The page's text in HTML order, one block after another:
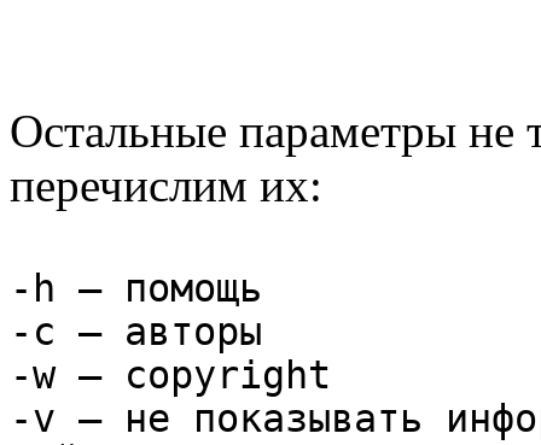
Остальные параметры не
перечислим их:
-h — помощь
-c — авторы
-w — copyright
-v — не показывать